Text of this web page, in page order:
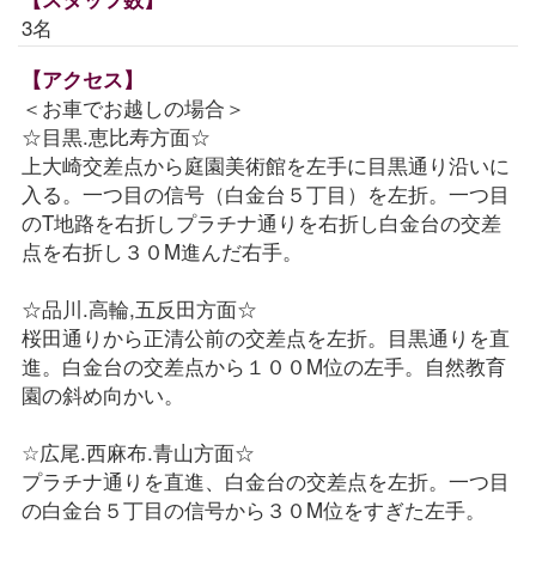
3名
【アクセス】
＜お車でお越しの場合＞
☆目黒.恵比寿方面☆
上大崎交差点から庭園美術館を左手に目黒通り沿いに
入る。一つ目の信号（白金台５丁目）を左折。一つ目
のT地路を右折しプラチナ通りを右折し白金台の交差
点を右折し３０M進んだ右手。
☆品川.高輪,五反田方面☆
桜田通りから正清公前の交差点を左折。目黒通りを直
進。白金台の交差点から１００M位の左手。自然教育
園の斜め向かい。
☆広尾.西麻布.青山方面☆
プラチナ通りを直進、白金台の交差点を左折。一つ目
の白金台５丁目の信号から３０M位をすぎた左手。